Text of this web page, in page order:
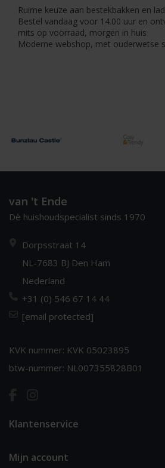
Ruime keuze aan bestekbakken en
Bestel vandaag voor 14.00 uur en
mits op voorraad, morgen in huis
Moderne webshop, met ouderwetse
van 't Ende
Dè huishoudspecialist sinds 1970
Dorpsstraat 14
NL-7683 BJ Den Ham
Nederland
+31 (0) 546 67 14 44
[email protected]
KVK nummer: KVK 05023895
btw-nummer: NL007355828B01
Klantenservice
Mijn account